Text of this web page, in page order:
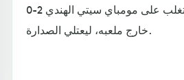
المجموعة، بعدما تغلب على مومباي سيتي الهندي 2-0
خارج ملعبه، ليعتلي الصدارة.